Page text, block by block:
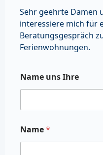
Sehr geehrte Damen
interessiere mich für
Beratungsgespräch
Ferienwohnungen.
Name uns Ihre
Name*